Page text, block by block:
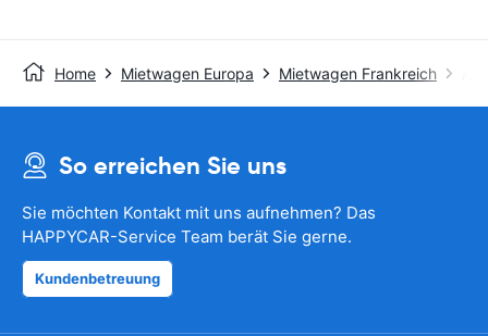
Home Mietwagen Europa Mietwagen Frankreich
So erreichen Sie uns
Sie möchten Kontakt mit uns aufnehmen? Das
HAPPYCAR-Service Team berät Sie gerne.
Kundenbetreuung